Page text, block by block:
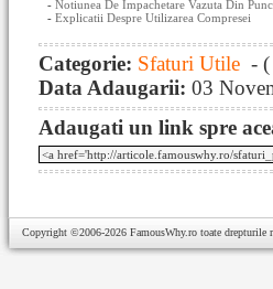
- Notiunea De Impachetare Vazuta Din
- Explicatii Despre Utilizarea Compresei
Categorie: Sfaturi Utile - (
Data Adaugarii: 03
Adaugati un link spre
Copyright ©2006-2026 FamousWhy.ro toate drepturile